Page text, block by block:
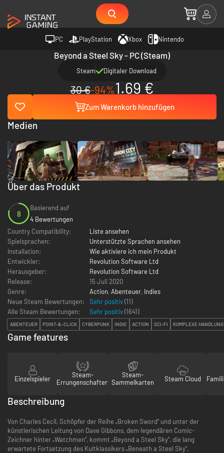
PC PlayStation Xbox Nintendo
Beyond a Steel Sky - PC (Steam)
Steam Digitaler Download
30 €-94%1.69 €
Zum Warenkorb hinzufügen
Über das Produkt
8
Basierend auf
4 Bewertungen
Country Compatibility:
Liste ansehen
Spielsprachen:
Unterstützte Sprachen ansehen
Installation:
Wie aktiviere ich mein Produkt
Entwickler:
Revolution Software Ltd
Herausgeber:
Revolution Software Ltd
Release:
15 Juli 2020
Genre:
Action, Abenteuer, Indies
Neue Steam Bewertungen:
Sehr positiv(11)
Alle Steam Bewertungen:
Sehr positiv(1641)
ABENTEUER POINT-&-CLICK CYBERPUNK INDIE ACTION SCI-FI KOMPLEXE HANDLUNG
Medien
Game features
Einzelspieler
Steam-
Errungenschaften
Steam-
Sammelkarten
Steam Cloud
Beschreibung
Von Charles Cecil, Schöpfer der Reihe „Broken Sword“ und unter der
künstlerischen Leitung von Dave Gibbons, dem legendären Comic-
Zeichner hinter „Watchmen“, kommt „Beyond a Steel Sky“, die lang
erwartete Fortsetzung des Kultklassikers „Beneath a Steel Sky“.